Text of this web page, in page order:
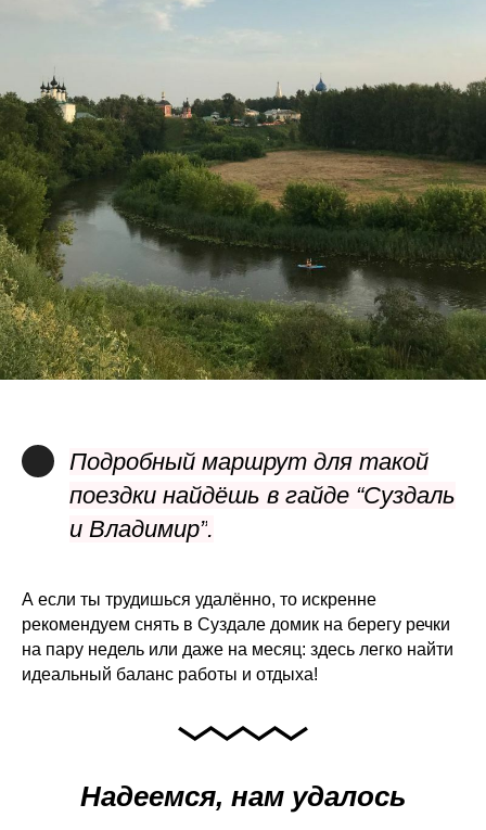
Подробный маршрут для такой
поездки найдёшь в гайде “Суздаль
и Владимир”.
А если ты трудишься удалённо, то искренне
рекомендуем снять в Суздале домик на берегу речки
на пару недель или даже на месяц: здесь легко найти
идеальный баланс работы и отдыха!
Надеемся, нам удалось